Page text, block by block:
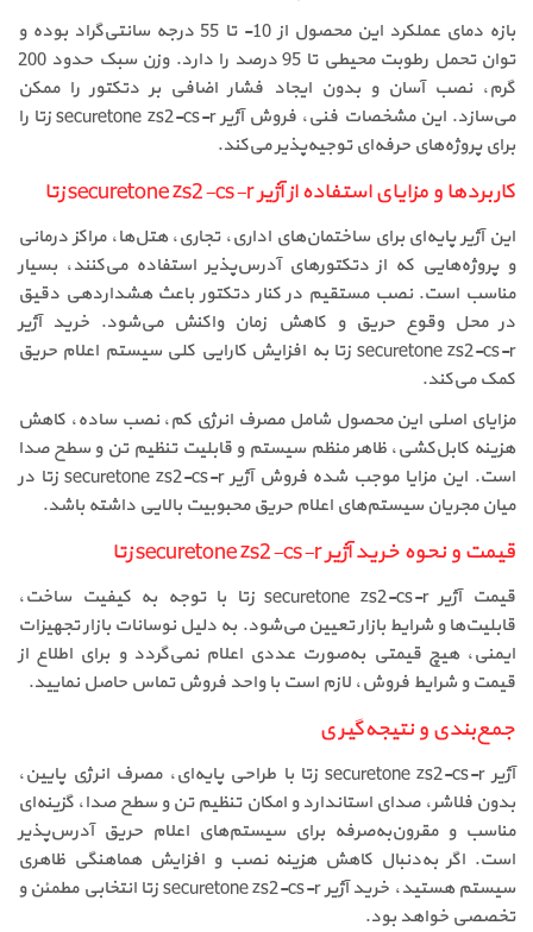
بازه دمای عملکرد این محصول از 10- تا 55 درجه سانتی‌گراد بوده و
توان تحمل رطوبت محیطی تا 95 درصد را دارد. وزن سبک حدود 200
گرم، نصب آسان و بدون ایجاد فشار اضافی بر دتکتور را ممکن
می‌سازد. این مشخصات فنی، فروش آژیر securetone zs2-cs-r زتا را
برای پروژه‌های حرفه‌ای توجیه‌پذیر می‌کند.
کاربردها و مزایای استفاده از آژیر securetone zs2-cs-r زتا
این آژیر پایه‌ای برای ساختمان‌های اداری، تجاری، هتل‌ها، مراکز درمانی
و پروژه‌هایی که از دتکتورهای آدرس‌پذیر استفاده می‌کنند، بسیار
مناسب است. نصب مستقیم در کنار دتکتور باعث هشداردهی دقیق
در محل وقوع حریق و کاهش زمان واکنش می‌شود. خرید آژیر
securetone zs2-cs-r زتا به افزایش کارایی کلی سیستم اعلام حریق
کمک می‌کند.
مزایای اصلی این محصول شامل مصرف انرژی کم، نصب ساده، کاهش
هزینه کابل‌کشی، ظاهر منظم سیستم و قابلیت تنظیم تن و سطح صدا
است. این مزایا موجب شده فروش آژیر securetone zs2-cs-r زتا در
میان مجریان سیستم‌های اعلام حریق محبوبیت بالایی داشته باشد.
قیمت و نحوه خرید آژیر securetone zs2-cs-r زتا
قیمت آژیر securetone zs2-cs-r زتا با توجه به کیفیت ساخت،
قابلیت‌ها و شرایط بازار تعیین می‌شود. به دلیل نوسانات بازار تجهیزات
ایمنی، هیچ قیمتی به‌صورت عددی اعلام نمی‌گردد و برای اطلاع از
قیمت و شرایط فروش، لازم است با واحد فروش تماس حاصل نمایید.
جمع‌بندی و نتیجه‌گیری
آژیر securetone zs2-cs-r زتا با طراحی پایه‌ای، مصرف انرژی پایین،
بدون فلاشر، صدای استاندارد و امکان تنظیم تن و سطح صدا، گزینه‌ای
مناسب و مقرون‌به‌صرفه برای سیستم‌های اعلام حریق آدرس‌پذیر
است. اگر به‌دنبال کاهش هزینه نصب و افزایش هماهنگی ظاهری
سیستم هستید، خرید آژیر securetone zs2-cs-r زتا انتخابی مطمئن و
تخصصی خواهد بود.